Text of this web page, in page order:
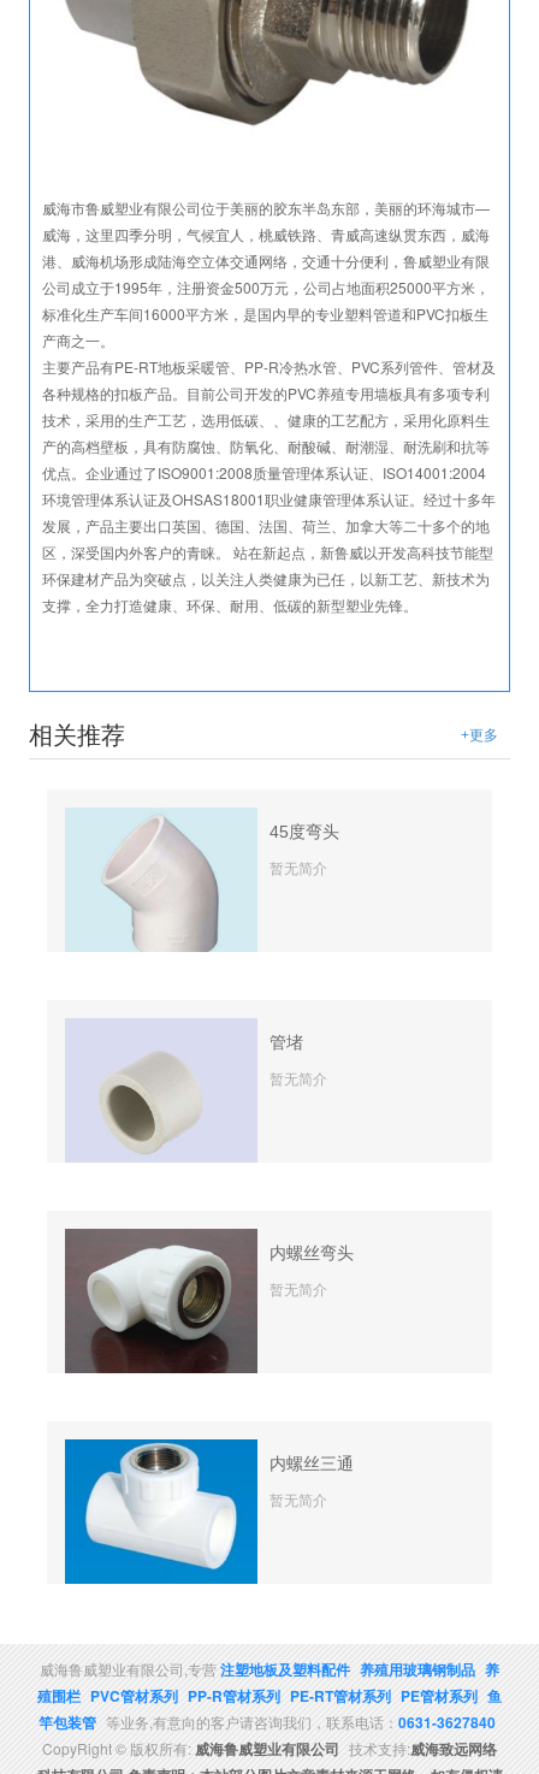
威海市鲁威塑业有限公司位于美丽的胶东半岛东部，美丽的环海城市—
威海，这里四季分明，气候宜人，桃威铁路、青威高速纵贯东西，威海
港、威海机场形成陆海空立体交通网络，交通十分便利，鲁威塑业有限
公司成立于1995年，注册资金500万元，公司占地面积25000平方米，
标准化生产车间16000平方米，是国内早的专业塑料管道和PVC扣板生
产商之一。
主要产品有PE-RT地板采暖管、PP-R冷热水管、PVC系列管件、管材及
各种规格的扣板产品。目前公司开发的PVC养殖专用墙板具有多项专利
技术，采用的生产工艺，选用低碳、、健康的工艺配方，采用化原料生
产的高档壁板，具有防腐蚀、防氧化、耐酸碱、耐潮湿、耐洗刷和抗等
优点。企业通过了ISO9001:2008质量管理体系认证、ISO14001:2004
环境管理体系认证及OHSAS18001职业健康管理体系认证。经过十多年
发展，产品主要出口英国、德国、法国、荷兰、加拿大等二十多个的地
区，深受国内外客户的青睐。 站在新起点，新鲁威以开发高科技节能型
环保建材产品为突破点，以关注人类健康为已任，以新工艺、新技术为
支撑，全力打造健康、环保、耐用、低碳的新型塑业先锋。
相关推荐 +更多
45度弯头
暂无简介
管堵
暂无简介
内螺丝弯头
暂无简介
内螺丝三通
暂无简介
威海鲁威塑业有限公司,专营注塑地板及塑料配件 养殖用玻璃钢制品 养
殖围栏 PVC管材系列 PP-R管材系列 PE-RT管材系列 PE管材系列 鱼
竿包装管 等业务,有意向的客户请咨询我们，联系电话： 0631-3627840
CopyRight © 版权所有:威海鲁威塑业有限公司 技术支持:威海致远网络